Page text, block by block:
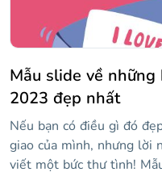
Mẫu slide về
2023 đẹp nhất
Nếu bạn có điều gì đó
giao của mình, nhưng lời
viết một bức thư tình!